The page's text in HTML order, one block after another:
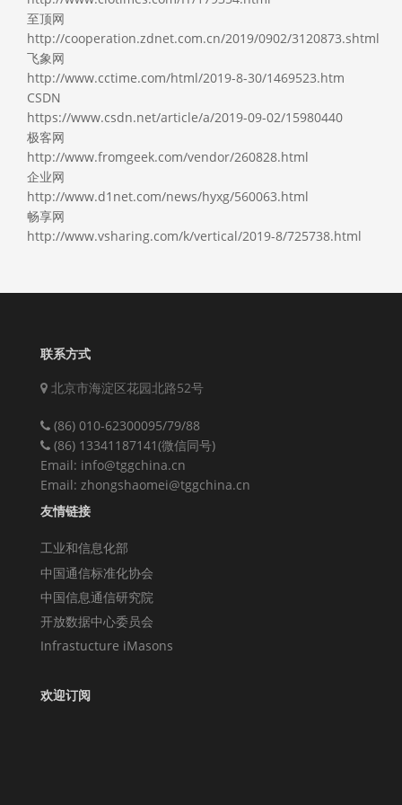
至顶网
http://cooperation.zdnet.com.cn/2019/0902/3120873.shtml
飞象网
http://www.cctime.com/html/2019-8-30/1469523.htm
CSDN
https://www.csdn.net/article/a/2019-09-02/15980440
极客网
http://www.fromgeek.com/vendor/260828.html
企业网
http://www.d1net.com/news/hyxg/560063.html
畅享网
http://www.vsharing.com/k/vertical/2019-8/725738.html
联系方式
北京市海淀区花园北路52号
(86) 010-62300095/79/88
(86) 13341187141(微信同号)
Email: info@tggchina.cn
Email: zhongshaomei@tggchina.cn
友情链接
工业和信息化部
中国通信标准化协会
中国信息通信研究院
开放数据中心委员会
Infrastucture iMasons
欢迎订阅